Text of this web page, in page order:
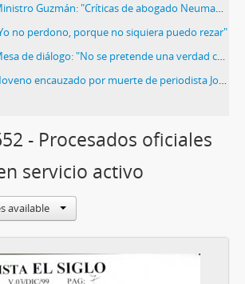
Guzmán: "Críticas de abogado Neumann son insolentes e inapropiadas"
no perdono, porque no siquiera puedo rezar"
de diálogo: "No se pretende una verdad común"
encauzado por muerte de periodista José Carrasco
- Procesados oficiales
servicio activo
available